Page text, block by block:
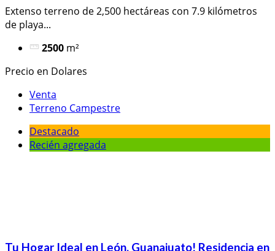
Extenso terreno de 2,500 hectáreas con 7.9 kilómetros
de playa...
2500 m²
Precio en Dolares
Venta
Terreno Campestre
Destacado
Recién agregada
Tu Hogar Ideal en León, Guanajuato! Residencia en